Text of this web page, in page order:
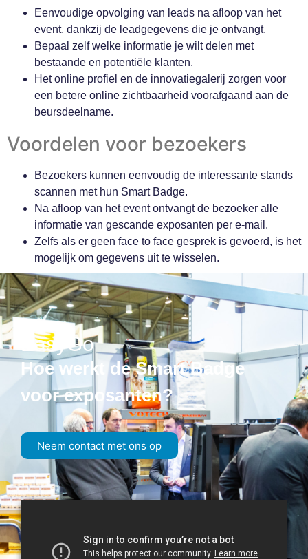
Eenvoudige opvolging van leads na afloop van het
event, dankzij de leadgegevens die je ontvangt.
Bepaal zelf welke informatie je wilt delen met
bestaande en potentiële klanten.
Het online profiel en de innovatiegalerij zorgen voor
een betere online zichtbaarheid voorafgaand aan de
beursdeelname.
Voordelen voor bezoekers
Bezoekers kunnen eenvoudig de interessante stands
scannen met hun Smart Badge.
Na afloop van het event ontvangt de bezoeker alle
informatie van gescande exposanten per e-mail.
Zelfs als er geen face to face gesprek is gevoerd, is het
mogelijk om gegevens uit te wisselen.
EasyGo
Hoe werkt de Smart Badge
voor exposanten?
Neem contact met ons op